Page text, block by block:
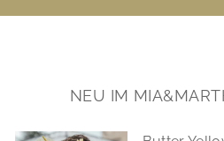
NEU IM